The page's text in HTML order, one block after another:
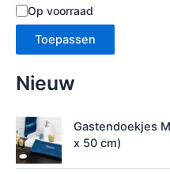
B
e
c
i
b
a
a
r
Op voorraad
Toepassen
Nieuw
Gastendoekjes
x 50 cm)